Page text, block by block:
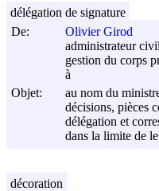
De:
Olivier Girod
administrateur
gestion du corps
à
Objet:
au nom du
décisions, pièces
délégation et
dans la limite de
délégation de signature
décoration